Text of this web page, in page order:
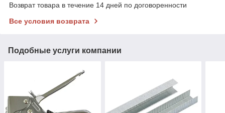
Возврат товара в течение 14 дней по договоренности
Все условия возврата
Подобные услуги компании